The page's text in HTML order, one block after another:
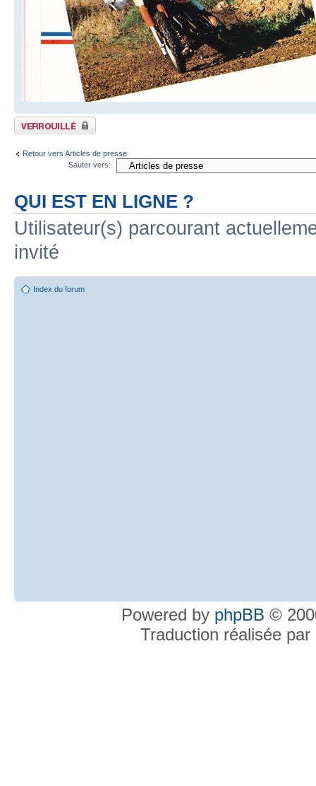
Sujet verrouillé
Retour vers Articles de presse
Sauter vers:
QUI EST EN LIGNE ?
Utilisateur(s) parcourant
invité
Index du forum
Powered by phpBB ©
Traduction réalisée par